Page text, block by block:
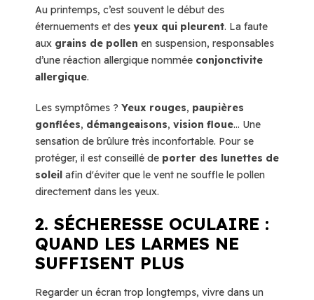
Au printemps, c’est souvent le début des
éternuements et des yeux qui pleurent. La faute
aux grains de pollen en suspension, responsables
d’une réaction allergique nommée conjonctivite
allergique.
Les symptômes ? Yeux rouges, paupières
gonflées, démangeaisons, vision floue… Une
sensation de brûlure très inconfortable. Pour se
protéger, il est conseillé de porter des lunettes de
soleil afin d'éviter que le vent ne souffle le pollen
directement dans les yeux.
2. SÉCHERESSE OCULAIRE :
QUAND LES LARMES NE
SUFFISENT PLUS
Regarder un écran trop longtemps, vivre dans un